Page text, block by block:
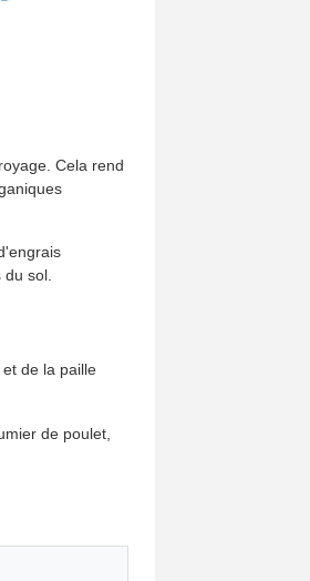
Cela rend
sol.
de la paille
de poulet,